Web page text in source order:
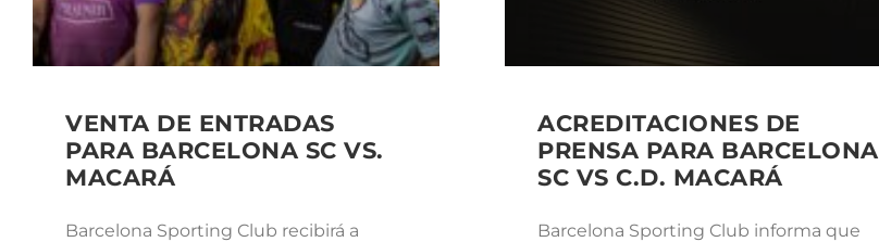
VENTA DE ENTRADAS
PARA BARCELONA SC VS.
MACARÁ
Barcelona Sporting Club recibirá a
ACREDITACIONES DE
PRENSA PARA BARCELONA
SC VS C.D. MACARÁ
Barcelona Sporting Club informa que